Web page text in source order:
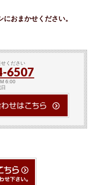
おまかせください。
ください
6507
6:00